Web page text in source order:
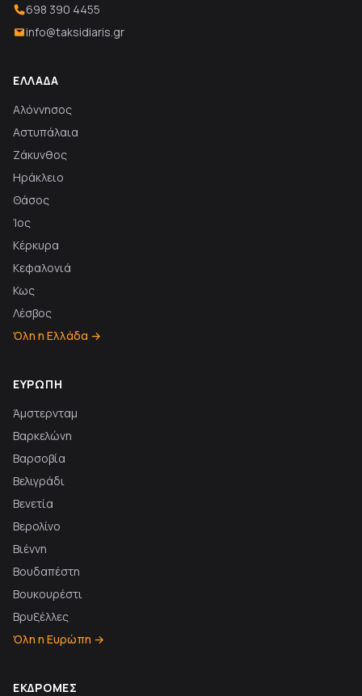
698 390 4455
info@taksidiaris.gr
ΕΛΛΆΔΑ
Αλόννησος
Αστυπάλαια
Ζάκυνθος
Ηράκλειο
Θάσος
Ίος
Κέρκυρα
Κεφαλονιά
Κως
Λέσβος
Όλη η Ελλάδα →
ΕΥΡΏΠΗ
Άμστερνταμ
Βαρκελώνη
Βαρσοβία
Βελιγράδι
Βενετία
Βερολίνο
Βιέννη
Βουδαπέστη
Βουκουρέστι
Βρυξέλλες
Όλη η Ευρώπη →
ΕΚΔΡΟΜΈΣ